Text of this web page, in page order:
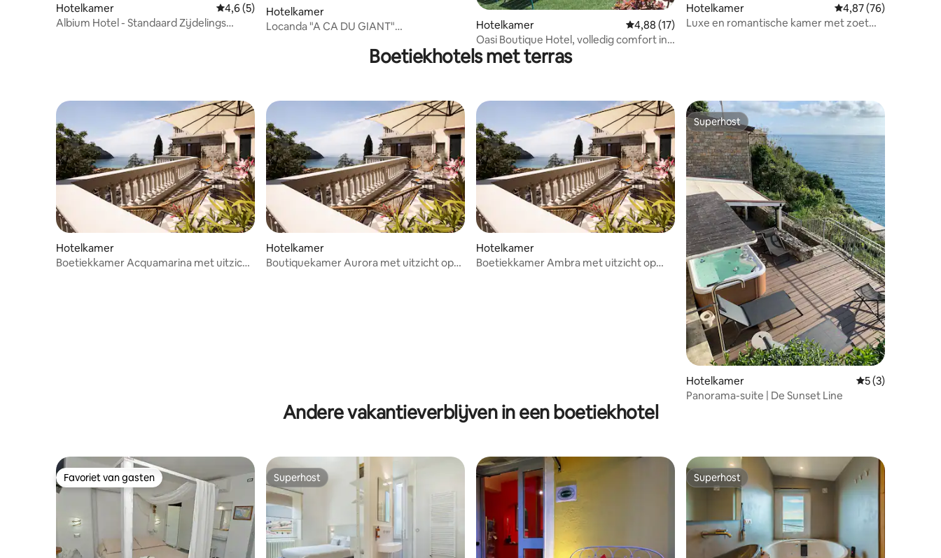
Hotelkamer Gemiddelde beoordeling van 4,6 op 5, 5 recensies
4,6 (5)
Albium Hotel - Standaard Zijdelings
Hotelkamer
Locanda "A CA DU GIANT"
Hotelkamer Gemiddelde beoordeling van 4,88 op 5, 17 recensies
4,88 (17)
Oasi Boutique Hotel, volledig comfort in
Cinque Terre
Hotelkamer Gemiddelde
4,87 (76)
Luxe en romantische kamer met zoet
Boetiekhotels met terras
Hotelkamer
Boetiekkamer Acquamarina met uitzicht
Hotelkamer
Boutiquekamer Aurora met uitzicht op
Hotelkamer
Boetiekkamer Ambra met uitzicht op
Superhost
Superhost
Hotelkamer Gemiddelde
5 (3)
Panorama-suite | De Sunset Line
Andere vakantieverblijven in een boetiekhotel
Favoriet van gasten
Favoriet van gasten Superhost
Superhost Superhost
Superhost